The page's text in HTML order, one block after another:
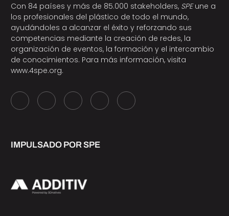
Con 84 países y más de 85.000 stakeholders, SPEune a
los profesionales del plástico de todo el mundo,
ayudándoles a alcanzar el éxito y reforzando sus
competencias mediante la creación de redes, la
organización de eventos, la formación y el intercambio
de conocimientos. Para más información, visita
www.4spe.org.
IMPULSADO POR SPE